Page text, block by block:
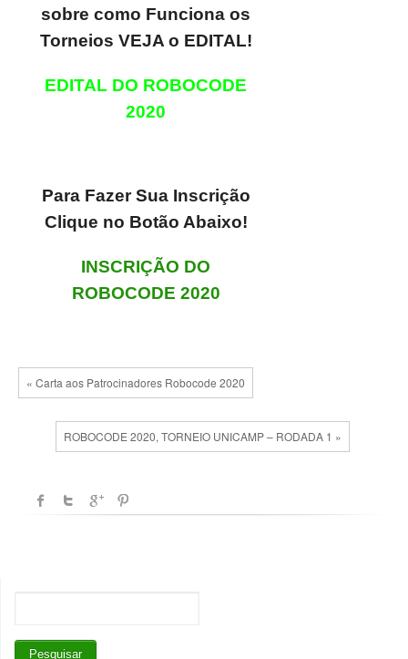
sobre como Funciona os
Torneios VEJA o EDITAL!
EDITAL DO ROBOCODE
2020
Para Fazer Sua Inscrição
Clique no Botão Abaixo!
INSCRIÇÃO DO
ROBOCODE 2020
« Carta aos Patrocinadores Robocode 2020
ROBOCODE 2020, TORNEIO UNICAMP – RODADA 1 »